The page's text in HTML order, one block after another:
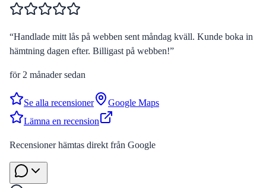
“Handlade mitt lås på webben sent måndag kväll. Kunde boka in
hämtning dagen efter. Billigast på webben!”
för 2 månader sedan
Se alla recensioner
Google Maps
Lämna en recension
Recensioner hämtas direkt från Google